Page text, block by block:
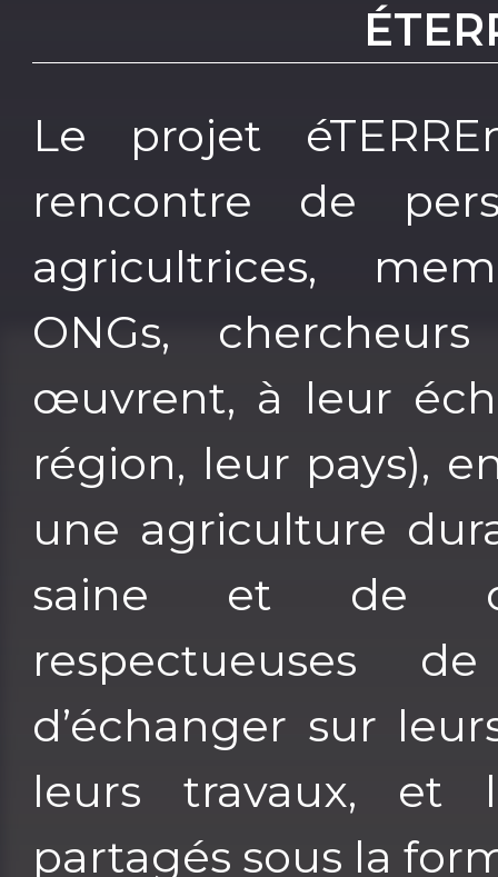
Le projet
rencontre de
agricultrices,
ONGs,
œuvrent, à leur
région, leur pays),
une agriculture
saine et de
respectueuses
d’échanger sur
leurs travaux, et
partagés sous la